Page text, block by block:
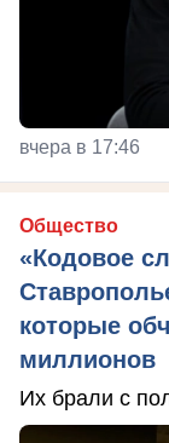
вчера в 17:46
Общество
«Кодовое
которые
миллионов
Их брали с